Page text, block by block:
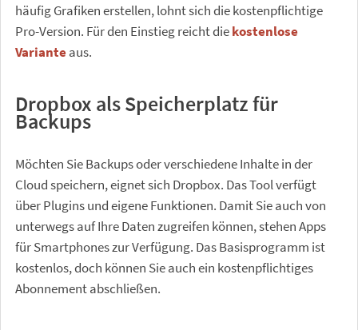
häufig Grafiken erstellen, lohnt sich die kostenpflichtige
Pro-Version. Für den Einstieg reicht diekostenlose
Varianteaus.
Dropbox als Speicherplatz für
Backups
Möchten Sie Backups oder verschiedene Inhalte in der
Cloud speichern, eignet sich Dropbox. Das Tool verfügt
über Plugins und eigene Funktionen. Damit Sie auch von
unterwegs auf Ihre Daten zugreifen können, stehen Apps
für Smartphones zur Verfügung. Das Basisprogramm ist
kostenlos, doch können Sie auch ein kostenpflichtiges
Abonnement abschließen.